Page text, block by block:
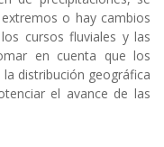
o hay cambios
cursos fluviales y las
en cuenta que los
distribución geográfica
el avance de las